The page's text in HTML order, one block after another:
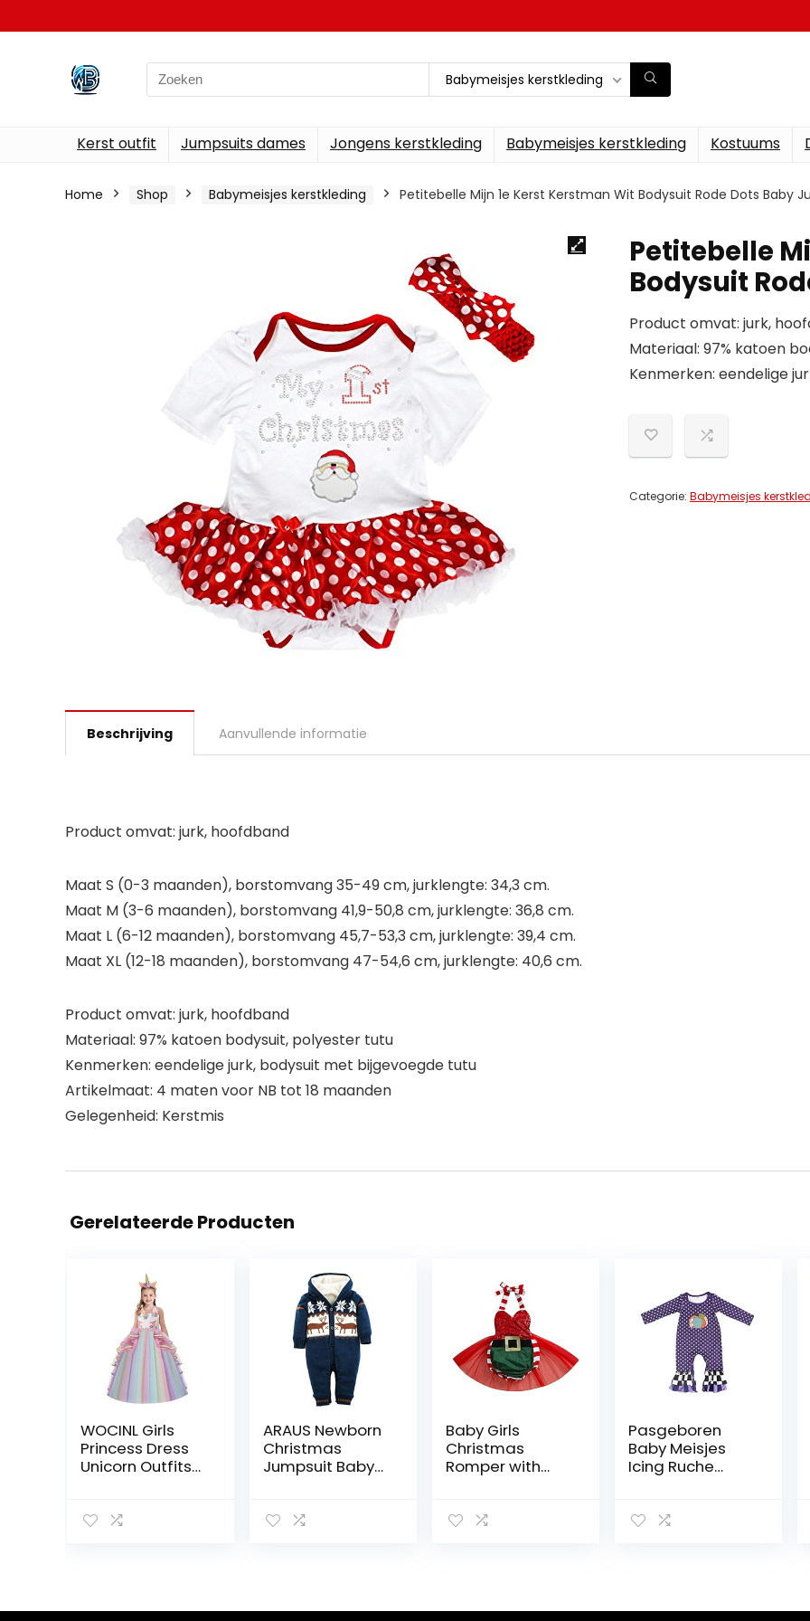
Search
for:
Babymeisjes kerstkleding
Kerst outfit Jumpsuits dames Jongens kerstkleding Babymeisjes kerstkleding Kostuums
Home Shop Babymeisjes kerstkleding Petitebelle Mijn 1e Kerst Kerstman Wit Bodysuit Rode Dots Baby
Petitebelle
Bodysuit
Product omvat: jurk,
Materiaal: 97% katoen
Kenmerken: eendelige
Categorie: Babymeisjes
Beschrijving Aanvullende informatie
Product omvat: jurk, hoofdband
Maat S (0-3 maanden), borstomvang 35-49 cm, jurklengte: 34,3 cm.
Maat M (3-6 maanden), borstomvang 41,9-50,8 cm, jurklengte: 36,8 cm.
Maat L (6-12 maanden), borstomvang 45,7-53,3 cm, jurklengte: 39,4 cm.
Maat XL (12-18 maanden), borstomvang 47-54,6 cm, jurklengte: 40,6 cm.
Product omvat: jurk, hoofdband
Materiaal: 97% katoen bodysuit, polyester tutu
Kenmerken: eendelige jurk, bodysuit met bijgevoegde tutu
Artikelmaat: 4 maten voor NB tot 18 maanden
Gelegenheid: Kerstmis
Gerelateerde Producten
WOCINL Girls
Princess Dress
Unicorn Outfits
Wedding
Headband
ARAUS Newborn
Christmas
Jumpsuit Baby
Sweatshirt 0-18
Baby Girls
Christmas
Romper with
Piece Printed
Pasgeboren
Baby Meisjes
Icing Ruche
Lange Mouw
Nachtkleding 0-